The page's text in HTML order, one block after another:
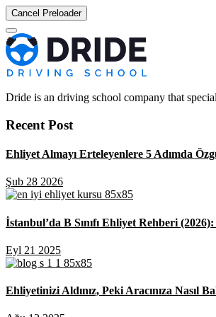
Cancel Preloader
Dride is an driving school company that
Recent Post
Ehliyet Almayı Erteleyenlere 5 Adımda
Şub 28 2026
İstanbul’da B Sınıfı Ehliyet Rehberi
Eyl 21 2025
Ehliyetinizi Aldınız, Peki Aracınıza Nasıl